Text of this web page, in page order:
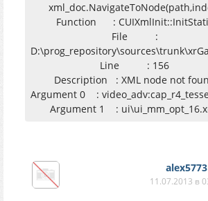
Function :
File :
Line : 156
Description : XML node not
Argument 0 :
Argument 1 :
alex5773
11.07.2013 в